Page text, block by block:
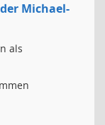
Michael-
als